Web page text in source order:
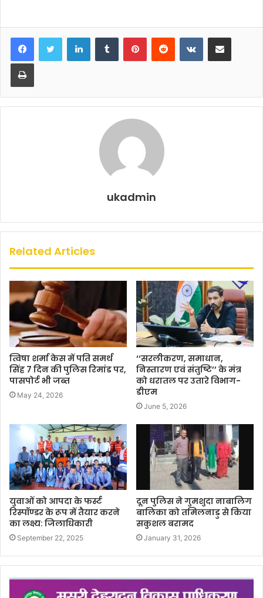
c
e
b
o
o
itt
er
ai
l
at
s
A
p
ar
e
ukadmin
Related Articles
त्विषा शर्मा केस में पति समर्थ
सिंह 7 दिन की पुलिस रिमांड पर,
पासपोर्ट भी जब्त
May 24, 2026
‘‘सरलीकरण, समाधान,
निस्तारण एवं संतुष्टि’’ के मंत्र
को धरातल पर उतारे विभाग-
डीएम
June 5, 2026
युवाओं को आपदा के फर्स्ट
रिस्पॉण्डर के रूप में तैयार करने
का लक्ष्य: जिलाधिकारी
September 22, 2025
दून पुलिस ने गुमशुदा नाबालिग
बालिका को तमिलनाडु से किया
सकुशल बरामद
January 31, 2026